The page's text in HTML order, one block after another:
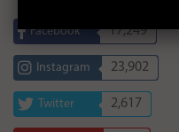
Facebook 17,249
Instagram 23,902
Twitter 2,617